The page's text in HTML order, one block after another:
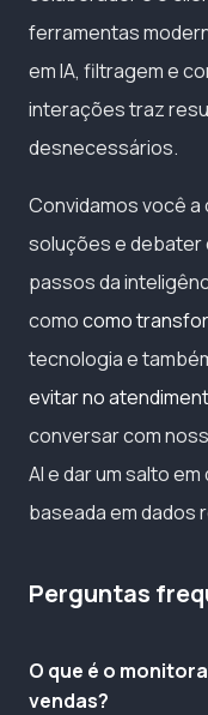
ferramentas
em IA, filtragem e
interações traz
desnecessários.
Convidamos você
soluções e debater
passos da
comocomo
tecnologia e
evitar no
conversar com
AI e dar um salto
baseada em dados
Perguntas
O que é o
vendas?